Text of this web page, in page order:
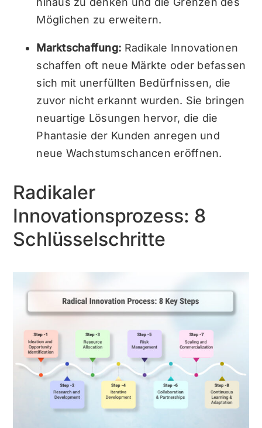
Möglichen zu erweitern.
Marktschaffung: Radikale Innovationen
schaffen oft neue Märkte oder befassen
sich mit unerfüllten Bedürfnissen, die
zuvor nicht erkannt wurden. Sie bringen
neuartige Lösungen hervor, die die
Phantasie der Kunden anregen und
neue Wachstumschancen eröffnen.
Radikaler
Innovationsprozess: 8
Schlüsselschritte